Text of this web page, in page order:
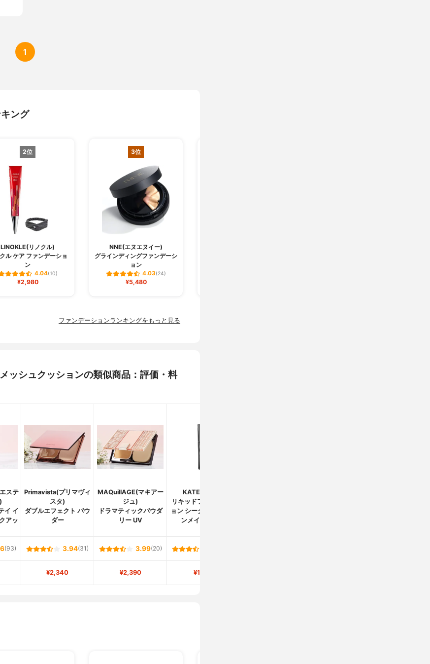
1
ング
2位
LINOKLE(リノクル)
ル ケア ファンデーショ
ン
4.04(10)
¥2,980
3位
NNE(エヌエヌイー)
グラインディングファンデーシ
ョン
4.03(24)
¥5,480
ファンデーションランキングをもっと見る
ッシュクッションの類似商品：評価・料
ステ
イ イ
アッ
Primavista(プリマヴィ
スタ)
ダブルエフェクト パウ
ダー
MAQuillAGE(マキアー
ジュ)
ドラマティックパウダ
リー UV
KATE(ケイト)
リキッドファンデーシ
ョン シークレットスキ
ンメイカーゼロ
(93) 3.94(31) 3.99(20)
¥2,340 ¥2,390 ¥1,381